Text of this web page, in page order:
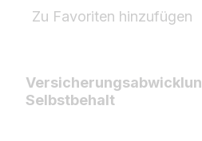
Zu Favoriten hinzufügen
Selbstbehalt